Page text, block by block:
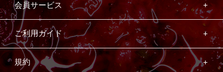
会員サービス
ご利用ガイド
規約